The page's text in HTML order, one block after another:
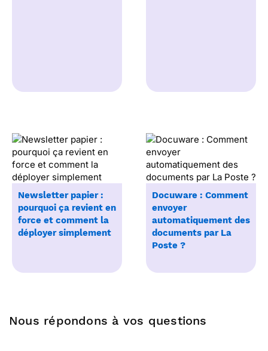
Newsletter papier :
pourquoi ça revient en
force et comment la
déployer simplement
Docuware : Comment
envoyer
automatiquement des
documents par La
Poste ?
Nous répondons à vos questions